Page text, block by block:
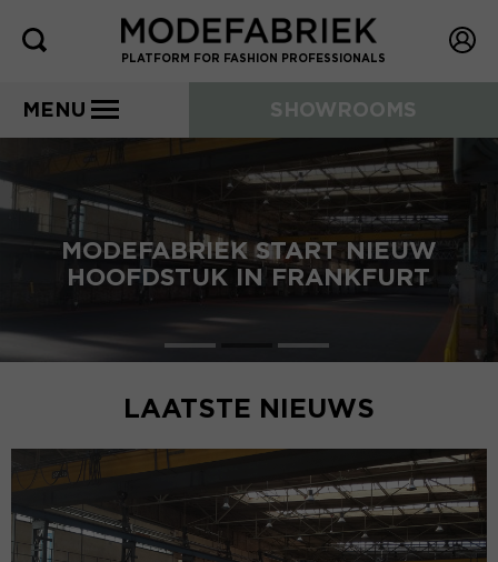
PLATFORM FOR FASHION PROFESSIONALS
MENU SHOWROOMS
MODEFABRIEK START NIEUW
HOOFDSTUK IN FRANKFURT
LAATSTE NIEUWS